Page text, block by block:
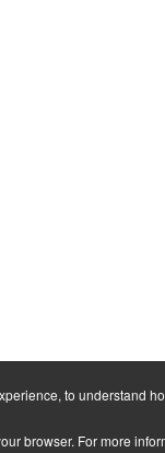
to understand
browser. For more